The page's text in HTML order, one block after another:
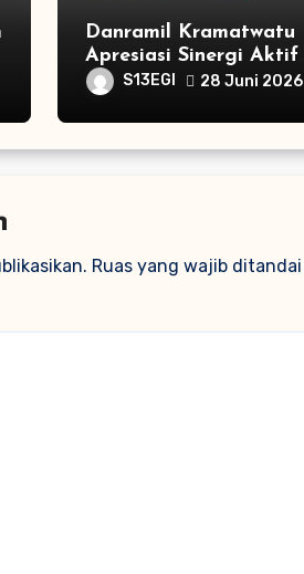
Danramil Kramatwatu
Apresiasi Sinergi Aktif
Senkom Mitra Polri
S13EGI 28 Juni 2026
Ruas yang wajib ditandai